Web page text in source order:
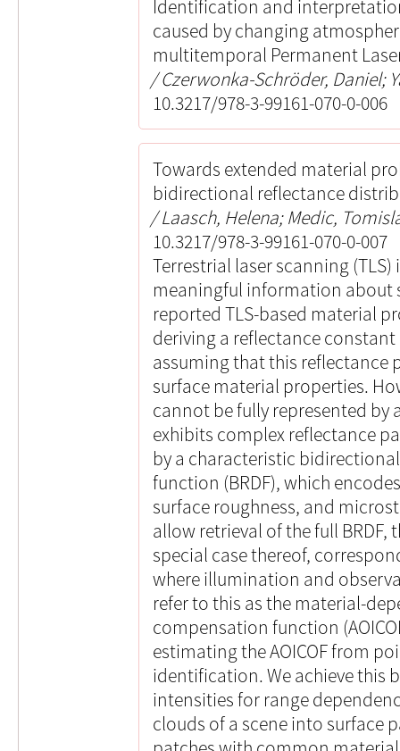
Identification and
caused by changing
multitemporal Permanent
Czerwonka-Schröder, Daniel;
10.3217/978-3-99161-070-0-006
Towards extended material
bidirectional reflectance
Laasch, Helena; Medic,
10.3217/978-3-99161-070-0-007
Terrestrial laser scanning
meaningful information about
reported TLS-based material
deriving a reflectance
assuming that this reflectance
surface material properties.
cannot be fully represented by
exhibits complex reflectance
by a characteristic
function (BRDF), which
surface roughness, and
allow retrieval of the full
special case thereof,
where illumination and
refer to this as the material-
compensation function
estimating the AOICOF from
identification. We achieve this
intensities for range
clouds of a scene into surface